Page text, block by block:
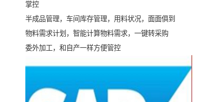
掌控
半成品管理，车间库存管理，用料状况，面面俱到
物料需求计划，智能计算物料需求，一键转采购
委外加工，和自产一样方便管控